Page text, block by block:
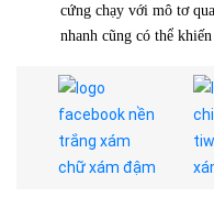
cứng chạy với mô tơ
nhanh cũng có thể